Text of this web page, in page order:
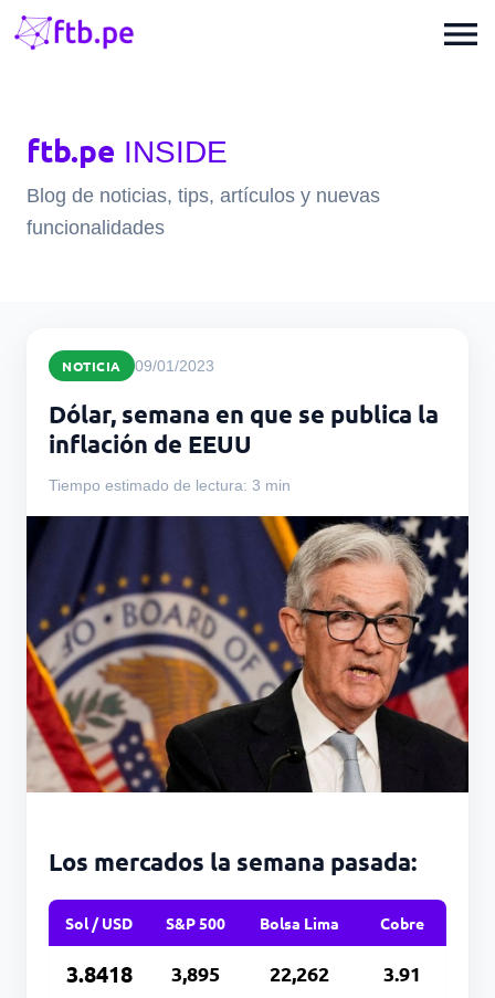
menu
ftb.pe INSIDE
Blog de noticias, tips, artículos y nuevas
funcionalidades
NOTICIA 09/01/2023
Dólar, semana en que se publica la
inflación de EEUU
Tiempo estimado de lectura: 3 min
Los mercados la semana pasada:
Sol / USD S&P 500 Bolsa Lima Cobre
3.8418 3,895 22,262 3.91